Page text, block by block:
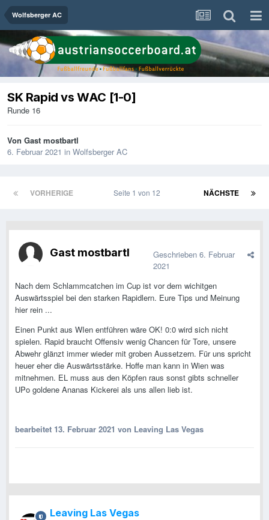
Wolfsberger AC
SK Rapid vs WAC [1-0]
Runde 16
Von Gast mostbartl
6. Februar 2021 in Wolfsberger AC
VORHERIGE NÄCHSTE
Seite 1 von 12
Gast mostbartl Geschrieben 6. Februar
2021
Nach dem Schlammcatchen im Cup ist vor dem wichitgen
Auswärtsspiel bei den starken Rapidlern. Eure Tips und Meinung
hier rein ...
Einen Punkt aus WIen entführen wäre OK! 0:0 wird sich nicht
spielen. Rapid braucht Offensiv wenig Chancen für Tore, unsere
Abwehr glänzt immer wieder mit groben Aussetzern. Für uns spricht
heuer eher die Auswärtsstärke. Hoffe man kann in Wien was
mitnehmen. EL muss aus den Köpfen raus sonst gibts schneller
UPo goldene Ananas Kickerei als uns allen lieb ist.
bearbeitet 13. Februar 2021 von Leaving Las Vegas
Leaving Las Vegas